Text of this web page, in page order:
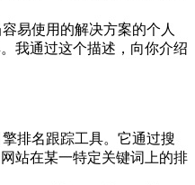
易使用的解决方案的个人
我通过这个描述，向你介绍
排名跟踪工具。它通过搜
站在某一特定关键词上的排